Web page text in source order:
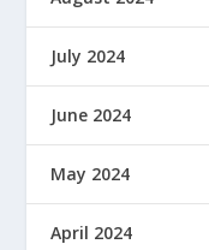
July 2024
June 2024
May 2024
April 2024